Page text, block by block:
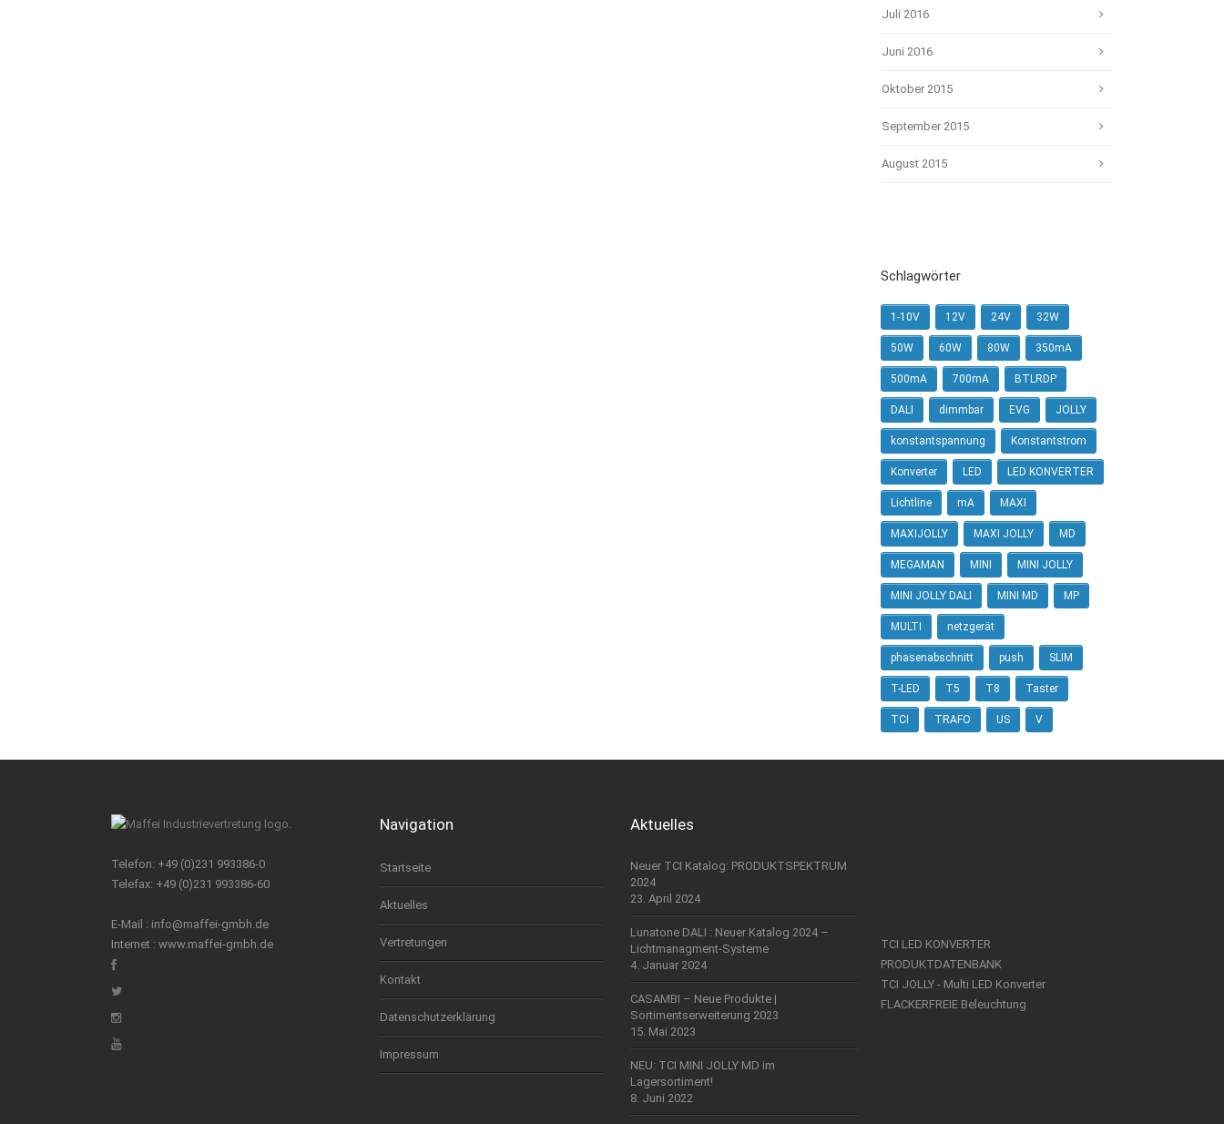
Juli 2016
Juni 2016
Oktober 2015
September 2015
August 2015
Schlagwörter
1-10V 12V 24V 32W
50W 60W 80W 350mA
500mA 700mA BTLRDP
DALI dimmbar EVG JOLLY
konstantspannung Konstantstrom
Konverter LED LED KONVERTER
Lichtline mA MAXI
MAXIJOLLY MAXI JOLLY MD
MEGAMAN MINI MINI JOLLY
MINI JOLLY DALI MINI MD MP
MULTI netzgerät
phasenabschnitt push SLIM
T-LED T5 T8 Taster
TCI TRAFO US V
Telefon: +49 (0)231 993386-0
Telefax: +49 (0)231 993386-60
E-Mail : info@maffei-gmbh.de
Internet : www.maffei-gmbh.de
Navigation
Startseite
Aktuelles
Vertretungen
Kontakt
Datenschutzerklärung
Impressum
Aktuelles
Neuer TCI Katalog: PRODUKTSPEKTRUM
2024
23. April 2024
Lunatone DALI : Neuer Katalog 2024 –
Lichtmanagment-Systeme
4. Januar 2024
CASAMBI – Neue Produkte |
Sortimentserweiterung 2023
15. Mai 2023
NEU: TCI MINI JOLLY MD im
Lagersortiment!
8. Juni 2022
TCI LED KONVERTER
PRODUKTDATENBANK
TCI JOLLY - Multi LED Konverter
FLACKERFREIE Beleuchtung